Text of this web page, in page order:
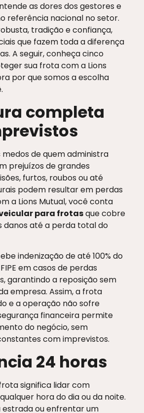
as dores dos gestores e
referência nacional no setor.
tradição e confiança,
que fazem toda a diferença
A seguir, conheça cinco
sua frota com a Lions
por que somos a escolha
completa
medos de quem administra
prejuízos de grandes
furtos, roubos ou até
podem resultar em perdas
a Lions Mutual, você conta
para frotasque cobre
danos até a perda total do
indenização de até 100% do
em casos de perdas
garantindo a reposição sem
empresa. Assim, a frota
e a operação não sofre
financeira permite
do negócio, sem
com imprevistos.
24 horas
significa lidar com
hora do dia ou da noite.
estrada ou enfrentar um